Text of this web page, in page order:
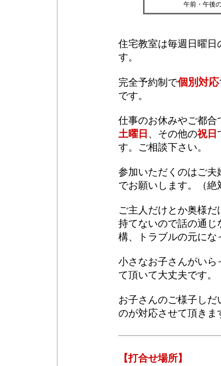
午前・午後
住宅教室は毎週日曜
す。
完全予約制で個別対応
です。
仕事のお休みやご都
土曜日 、その他の祝日
す。ご相談下さい。
参加いただくのはご
でお願いします。（
ご主人だけとか奥様
持てないので話の通
構、トラブルの元にな
小さなお子さんがい
て頂いて大丈夫です。
お子さんのご様子し
のが対応させて頂きま
【打合せ場所】